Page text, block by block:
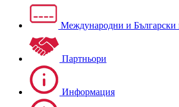
Международни и Български
Партньори
Информация